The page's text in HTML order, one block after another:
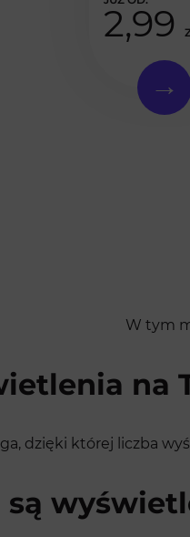
2,99
W tym
na
dzięki której liczba
są